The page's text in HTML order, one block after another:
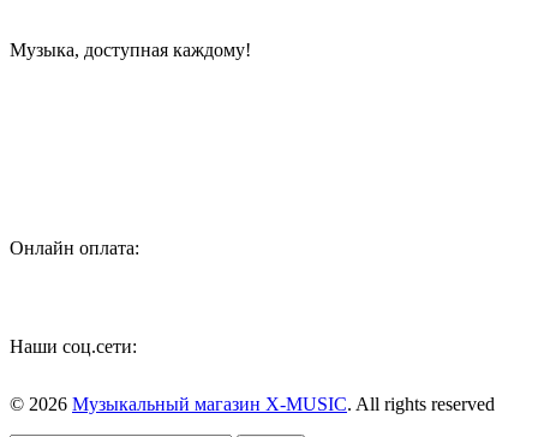
Музыка, доступная каждому!
Онлайн оплата:
Наши соц.сети:
© 2026 Музыкальный магазин X-MUSIC. All rights reserved